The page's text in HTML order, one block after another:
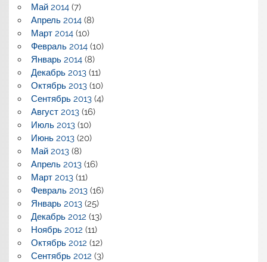
Май 2014(7)
Апрель 2014(8)
Март 2014(10)
Февраль 2014(10)
Январь 2014(8)
Декабрь 2013(11)
Октябрь 2013(10)
Сентябрь 2013(4)
Август 2013(16)
Июль 2013(10)
Июнь 2013(20)
Май 2013(8)
Апрель 2013(16)
Март 2013(11)
Февраль 2013(16)
Январь 2013(25)
Декабрь 2012 (13)
Ноябрь 2012 (11)
Октябрь 2012 (12)
Сентябрь 2012 (3)